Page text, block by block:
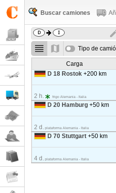
Buscar camiones
Tipo de
Carga
D 18 Rostok +200 km
2 h. frigo Alemania - Italia
D 20 Hamburg +50 km
2 d. plataforma Alemania - Italia
D 70 Stuttgart +50 km
4 d. plataforma Alemania - Italia